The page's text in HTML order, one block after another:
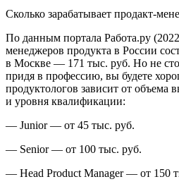
Сколько зарабатывает продакт-
По данным портала Работа.ру (2022
менеджеров продукта в России
в Москве — 171 тыс. руб. Но не
придя в профессию, вы будете
продуктологов зависит от объема
и уровня квалификации:
— Junior — от 45 тыс. руб.
— Senior — от 100 тыс. руб.
— Head Product Manager — от 150